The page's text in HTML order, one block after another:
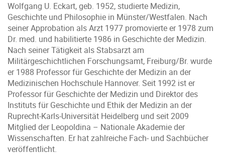
Wolfgang U. Eckart, geb. 1952, studierte Medizin,
Geschichte und Philosophie in Münster/Westfalen. Nach
seiner Approbation als Arzt 1977 promovierte er 1978 zum
Dr. med. und habilitierte 1986 in Geschichte der Medizin.
Nach seiner Tätigkeit als Stabsarzt am
Militärgeschichtlichen Forschungsamt, Freiburg/Br. wurde
er 1988 Professor für Geschichte der Medizin an der
Medizinischen Hochschule Hannover. Seit 1992 ist er
Professor für Geschichte der Medizin und Direktor des
Instituts für Geschichte und Ethik der Medizin an der
Ruprecht-Karls-Universität Heidelberg und seit 2009
Mitglied der Leopoldina – Nationale Akademie der
Wissenschaften. Er hat zahlreiche Fach- und Sachbücher
veröffentlicht.